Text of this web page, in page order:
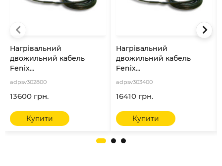
Нагрівальний
двожильний кабель
Fenix...
adpsv302800
13600 грн.
Купити
Нагрівальний
двожильний кабель
Fenix...
adpsv303400
16410 грн.
Купити